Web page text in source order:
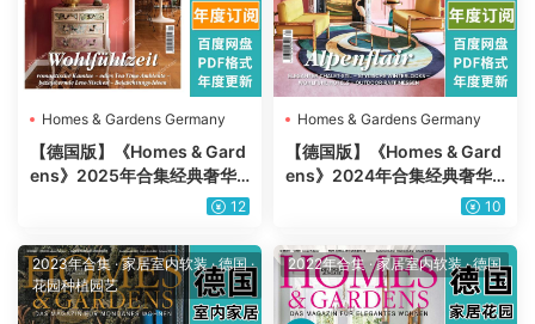
Homes & Gardens Germany
【德国版】《Homes & Gard
ens》2025年合集经典奢华
潮流室内软装花园庭院设计P
12
Homes & Gardens Germany
【德国版】《Homes & Gard
ens》2024年合集经典奢华
潮流室内软装花园庭院设计P
10
2023年合集·家居室内软装·德国·
花园种植园艺
2022年合集 ·家居室内软装·德国